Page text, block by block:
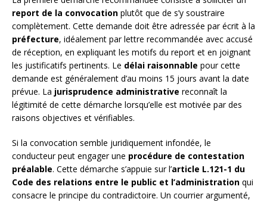
report de la convocation plutôt que de s’y soustraire
complètement. Cette demande doit être adressée par écrit à la
préfecture, idéalement par lettre recommandée avec accusé
de réception, en expliquant les motifs du report et en joignant
les justificatifs pertinents. Le délai raisonnable pour cette
demande est généralement d’au moins 15 jours avant la date
prévue. La jurisprudence administrative reconnaît la
légitimité de cette démarche lorsqu’elle est motivée par des
raisons objectives et vérifiables.
Si la convocation semble juridiquement infondée, le
conducteur peut engager une procédure de contestation
préalable. Cette démarche s’appuie sur l’article L.121-1 du
Code des relations entre le public et l’administration qui
consacre le principe du contradictoire. Un courrier argumenté,